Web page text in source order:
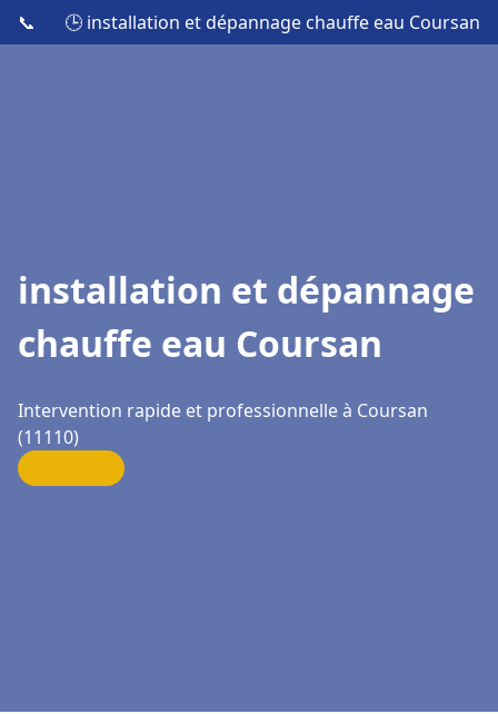
📞 🕒 installation et dépannage chauffe eau Coursan
installation et dépannage
chauffe eau Coursan
Intervention rapide et professionnelle à Coursan
(11110)